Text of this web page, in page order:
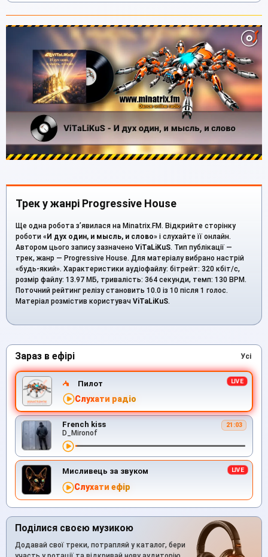
Трек у жанрі Progressive House
Ще одна робота з’явилася на Minatrix.FM. Відкрийте сторінку
роботи «И дух один, и мысль, и слово» і слухайте її онлайн.
Автором цього запису зазначено ViTaLiKuS. Тип публікації —
трек, жанр — Progressive House. Для матеріалу вибрано настрій
«будь-який». Характеристики аудіофайлу: бітрейт: 320 кбіт/с,
розмір файлу: 13.97 МБ, тривалість: 364 секунди, темп: 130 BPM.
Поточний рейтинг релізу становить 10.0 із 10 після 1 голос.
Матеріал розмістив користувач ViTaLiKuS.
Зараз в ефірі Усі
Пилот
Слухати радіо
French kiss 21:03
D_Mironof
Мисливець за звуком
Слухати ефір
Поділися своєю музикою
Додавай свої треки, потрапляй у каталог, бери